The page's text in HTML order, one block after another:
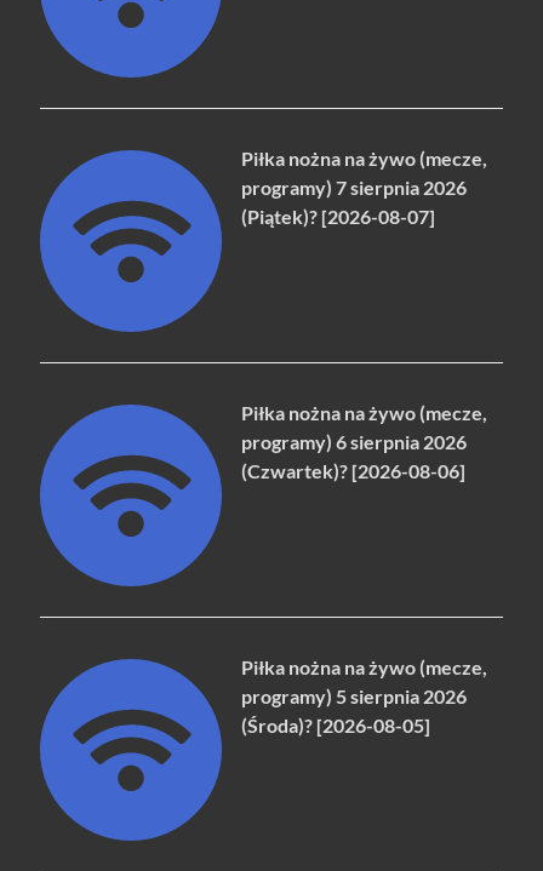
Piłka nożna na żywo (mecze,
programy) 7 sierpnia 2026
(Piątek)? [2026-08-07]
Piłka nożna na żywo (mecze,
programy) 6 sierpnia 2026
(Czwartek)? [2026-08-06]
Piłka nożna na żywo (mecze,
programy) 5 sierpnia 2026
(Środa)? [2026-08-05]